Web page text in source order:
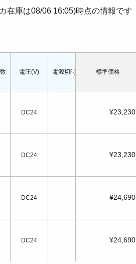
在庫は08/06 16:05)時点の情報です
電圧(V) 電源切時の状態 配管口の種類
DC24
DC24
DC24
DC24
標準価格
¥23,230
¥23,230
¥24,690
¥24,690